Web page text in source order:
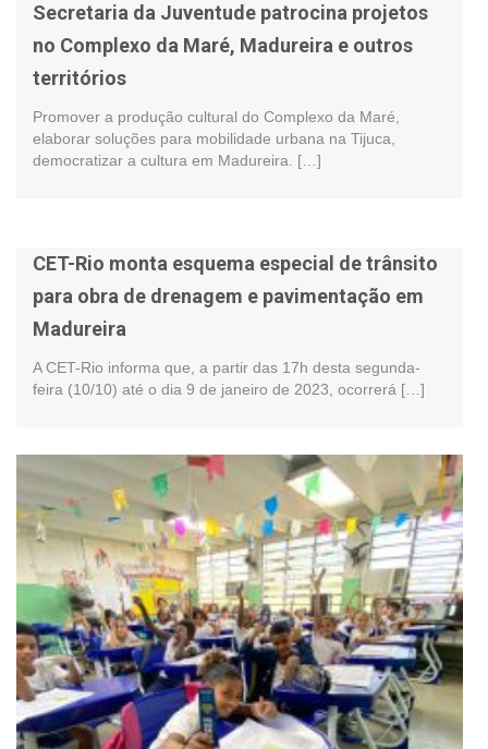
Secretaria da Juventude patrocina projetos
no Complexo da Maré, Madureira e outros
territórios
Promover a produção cultural do Complexo da Maré,
elaborar soluções para mobilidade urbana na Tijuca,
democratizar a cultura em Madureira. […]
CET-Rio monta esquema especial de trânsito
para obra de drenagem e pavimentação em
Madureira
A CET-Rio informa que, a partir das 17h desta segunda-
feira (10/10) até o dia 9 de janeiro de 2023, ocorrerá […]